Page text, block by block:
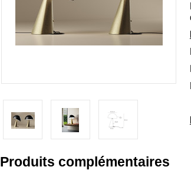
Produits complémentaires